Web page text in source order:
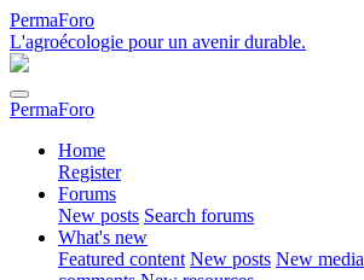
PermaForo
L'agroécologie pour un avenir durable.
PermaForo
Home
Register
Forums
New posts Search forums
What's new
Featured content New posts New media